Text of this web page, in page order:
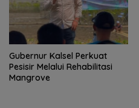
Gubernur Kalsel Perkuat
Pesisir Melalui Rehabilitasi
Mangrove